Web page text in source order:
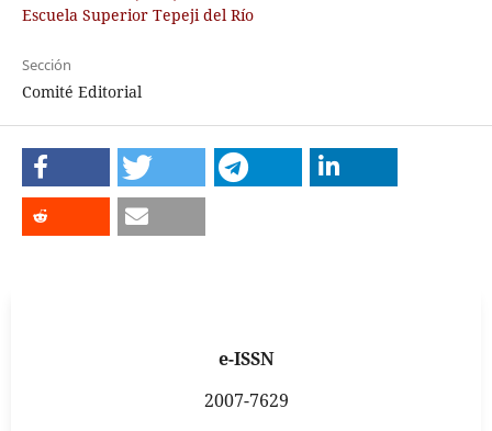
Escuela Superior Tepeji del Río
Sección
Comité Editorial
e-ISSN
2007-7629